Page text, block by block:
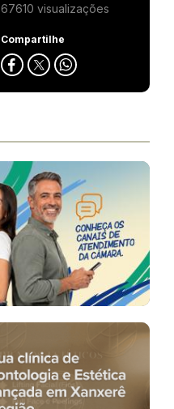
67610 visualizações
Compartilhe